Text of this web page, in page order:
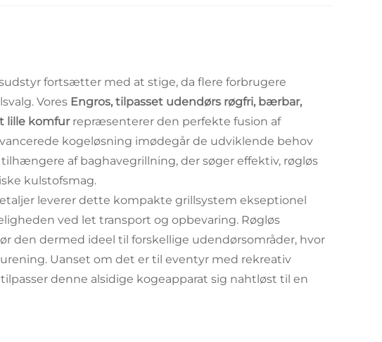
fortsætter med at stige, da flere forbrugere
Vores Engros, tilpasset udendørs røgfri, bærbar,
lille komfur repræsenterer den perfekte fusion af
kogeløsning imødegår de udviklende behov
af baghavegrillning, der søger effektiv, røgløs
kulstofsmag.
leverer dette kompakte grillsystem ekseptionel
ved let transport og opbevaring. Røgløs
den dermed ideel til forskellige udendørsområder, hvor
Uanset om det er til eventyr med rekreativ
denne alsidige kogeapparat sig nahtløst til en